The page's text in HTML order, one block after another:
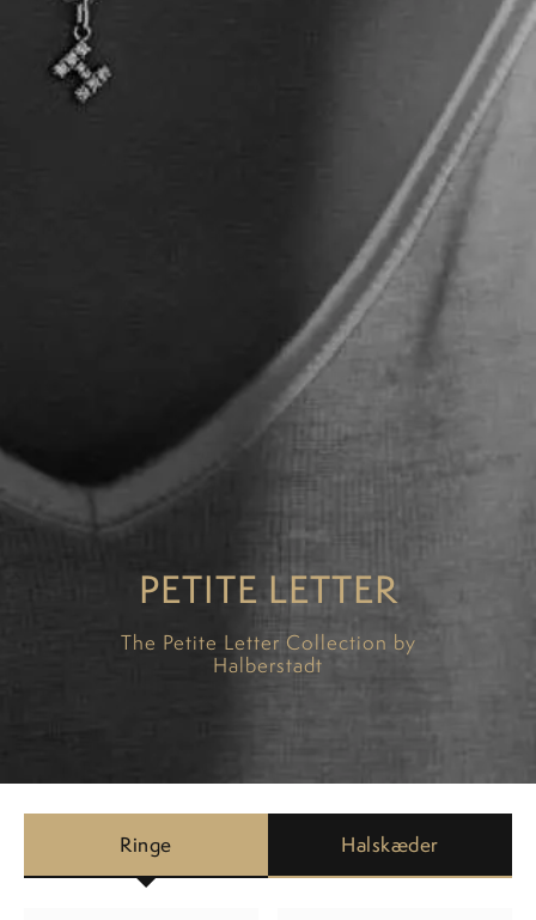
PETITE LETTER
The Petite Letter Collection by
Halberstadt
Ringe Halskæder